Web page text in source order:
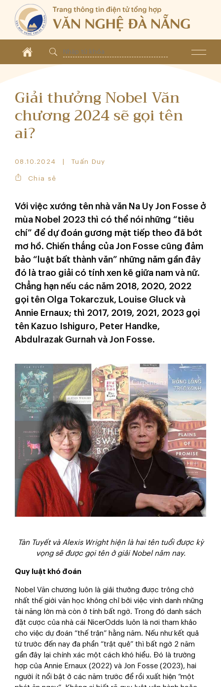
Giải thưởng Nobel Văn
chương 2024 sẽ gọi tên
ai?
08.10.2024 Tuấn Duy
Chia sẻ
Với việc xướng tên nhà văn Na Uy Jon Fosse ở
mùa Nobel 2023 thì có thể nói những “tiêu
chí” để dự đoán gương mặt tiếp theo đã bớt
mơ hồ. Chiến thắng của Jon Fosse cũng đảm
bảo “luật bất thành văn” những năm gần đây
đó là trao giải có tính xen kẽ giữa nam và nữ.
Chẳng hạn nếu các năm 2018, 2020, 2022
gọi tên Olga Tokarczuk, Louise Gluck và
Annie Ernaux; thì 2017, 2019, 2021, 2023 gọi
tên Kazuo Ishiguro, Peter Handke,
Abdulrazak Gurnah và Jon Fosse.
Tàn Tuyết và Alexis Wright hiện là hai tên tuổi được kỳ
vọng sẽ được gọi tên ở giải Nobel năm nay.
Quy luật khó đoán
Nobel Văn chương luôn là giải thưởng được trông chờ
nhất thế giới văn học không chỉ bởi việc vinh danh những
tài năng lớn mà còn ở tính bất ngờ. Trong đó danh sách
đặt cược của nhà cái NicerOdds luôn là nơi tham khảo
cho việc dự đoán “thế trận” hằng năm. Nếu như kết quả
từ trước đến nay đa phần “trật quẻ” thì bất ngờ 2 năm
gần đây lại chính xác một cách khó hiểu. Đó là trường
hợp của Annie Ernaux (2022) và Jon Fosse (2023), hai
người ít nổi bật ở các năm trước để rồi xuất hiện “một